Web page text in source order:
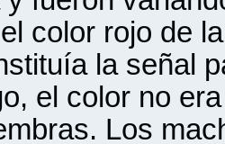
color rojo de
la señal
el color no
Los